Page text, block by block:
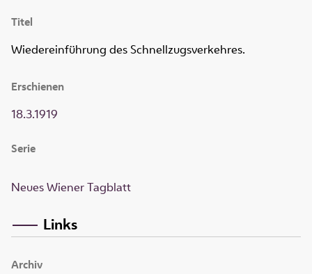
Titel
Wiedereinführung des Schnellzugsverkehres.
Erschienen
18.3.1919
Serie
Neues Wiener Tagblatt
Links
Archiv